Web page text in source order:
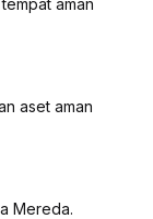
aman
aset aman
Mereda.